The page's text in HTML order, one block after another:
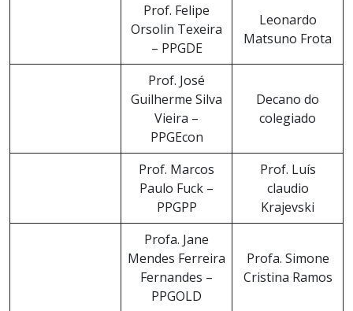
Prof. Felipe
Orsolin Texeira
– PPGDE
Leonardo
Matsuno Frota
Prof. José
Guilherme Silva
Vieira –
PPGEcon
Decano do
colegiado
Prof. Marcos
Paulo Fuck –
PPGPP
Prof. Luís
claudio
Krajevski
Profa. Jane
Mendes Ferreira
Fernandes –
PPGOLD
Profa. Simone
Cristina Ramos